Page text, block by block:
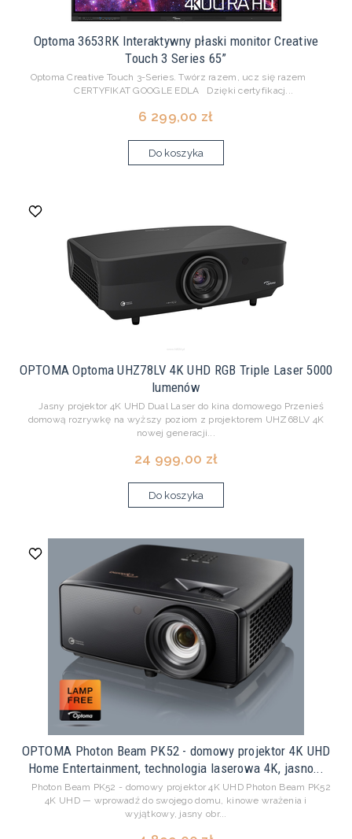
Optoma 3653RK Interaktywny płaski monitor Creative
Touch 3 Series 65”
Optoma Creative Touch 3-Series. Twórz razem, ucz się razem
CERTYFIKAT GOOGLE EDLA Dzięki certyfikacj...
6 299,00 zł
Do koszyka
OPTOMA Optoma UHZ78LV 4K UHD RGB Triple Laser 5000
lumenów
Jasny projektor 4K UHD Dual Laser do kina domowego Przenieś
domową rozrywkę na wyższy poziom z projektorem UHZ68LV 4K
nowej generacji...
24 999,00 zł
Do koszyka
OPTOMA Photon Beam PK52 - domowy projektor 4K UHD
Home Entertainment, technologia laserowa 4K, jasno...
Photon Beam PK52 - domowy projektor 4K UHD Photon Beam PK52
4K UHD — wprowadź do swojego domu, kinowe wrażenia i
wyjątkowy, jasny obr...